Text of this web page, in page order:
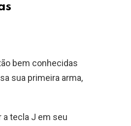
bem conhecidas
sua primeira arma,
tecla J em seu